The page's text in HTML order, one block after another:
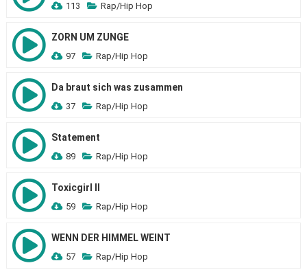
113 Rap/Hip Hop
ZORN UM ZUNGE
97 Rap/Hip Hop
Da braut sich was zusammen
37 Rap/Hip Hop
Statement
89 Rap/Hip Hop
Toxicgirl II
59 Rap/Hip Hop
WENN DER HIMMEL WEINT
57 Rap/Hip Hop